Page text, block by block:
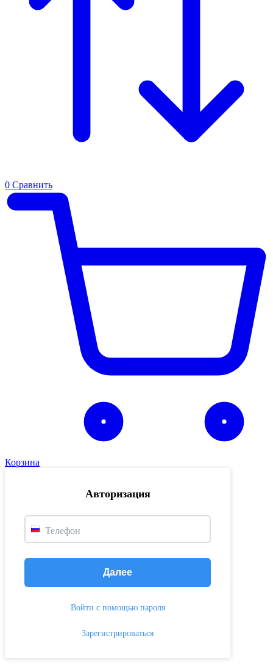
0 Сравнить
Корзина
Авторизация
Телефон
Далее
Войти с помощью пароля
Зарегистрироваться